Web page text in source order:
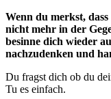
Wenn du merkst,
nicht mehr in der
besinne dich wieder
nachzudenken und
Du fragst dich ob du
Tu es einfach.